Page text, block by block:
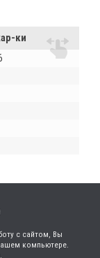
ки
с сайтом, Вы
компьютере.
.